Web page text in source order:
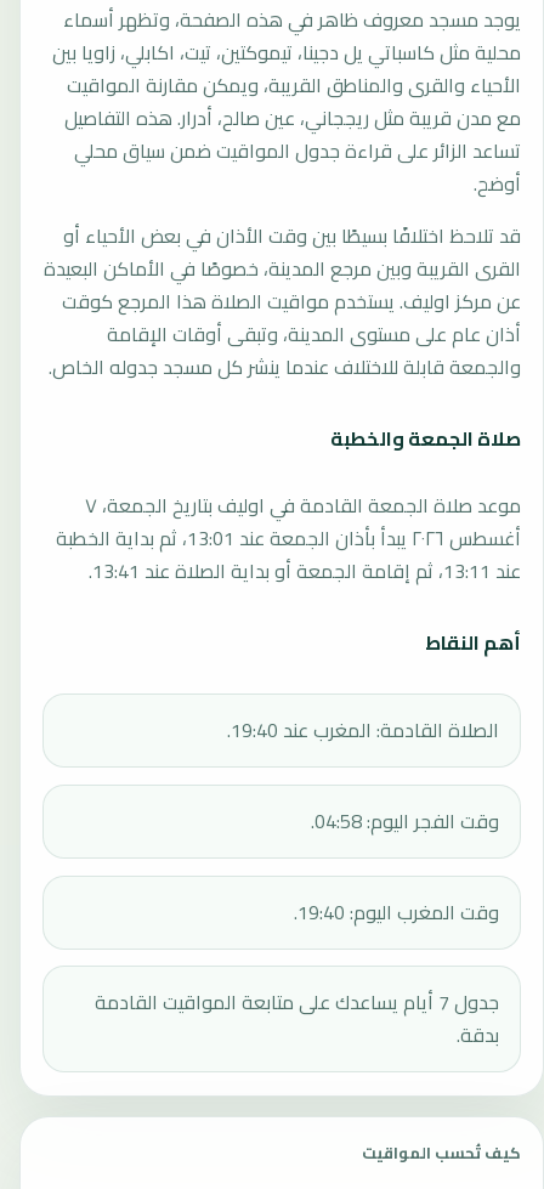
يوجد مسجد معروف ظاهر في هذه الصفحة، وتظهر أسماء
محلية مثل كاسباتي يل دجينا، تيموكتين، تيت، اكابلي، زاويا بين
الأحياء والقرى والمناطق القريبة، ويمكن مقارنة المواقيت
مع مدن قريبة مثل ريججاني، عين صالح، أدرار. هذه التفاصيل
تساعد الزائر على قراءة جدول المواقيت ضمن سياق محلي
أوضح.
قد تلاحظ اختلافًا بسيطًا بين وقت الأذان في بعض الأحياء أو
القرى القريبة وبين مرجع المدينة، خصوصًا في الأماكن البعيدة
عن مركز اوليف. يستخدم مواقيت الصلاة هذا المرجع كوقت
أذان عام على مستوى المدينة، وتبقى أوقات الإقامة
والجمعة قابلة للاختلاف عندما ينشر كل مسجد جدوله الخاص.
صلاة الجمعة والخطبة
موعد صلاة الجمعة القادمة في اوليف بتاريخ الجمعة، ٧
أغسطس ٢٠٢٦ يبدأ بأذان الجمعة عند 13:01، ثم بداية الخطبة
عند 13:11، ثم إقامة الجمعة أو بداية الصلاة عند 13:41.
أهم النقاط
الصلاة القادمة: المغرب عند 19:40.
وقت الفجر اليوم: 04:58.
وقت المغرب اليوم: 19:40.
جدول 7 أيام يساعدك على متابعة المواقيت القادمة
بدقة.
كيف تُحسب المواقيت